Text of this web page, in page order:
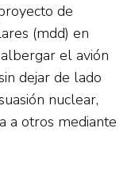
de
(mdd) en
el avión
dejar de lado
nuclear,
a otros mediante